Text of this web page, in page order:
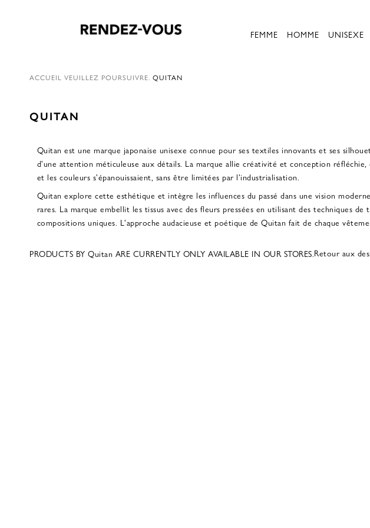
FEMME HOMME UNISEXE
ACCUEIL VEUILLEZ POURSUIVRE. QUITAN
QUITAN
Quitan est une marque japonaise unisexe connue pour ses textiles innovants et ses
d'une attention méticuleuse aux détails. La marque allie créativité et conception
et les couleurs s'épanouissaient, sans être limitées par l'industrialisation.
Quitan explore cette esthétique et intègre les influences du passé dans une vision
rares. La marque embellit les tissus avec des fleurs pressées en utilisant des techniques
compositions uniques. L'approche audacieuse et poétique de Quitan fait de chaque
PRODUCTS BY Quitan ARE CURRENTLY ONLY AVAILABLE IN OUR STORES.Retour aux